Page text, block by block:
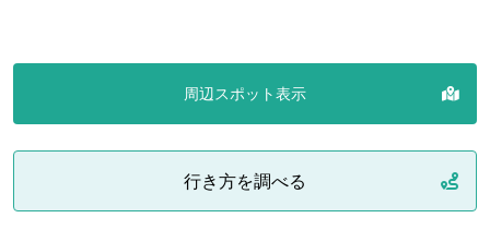
周辺スポット表示
行き方を調べる